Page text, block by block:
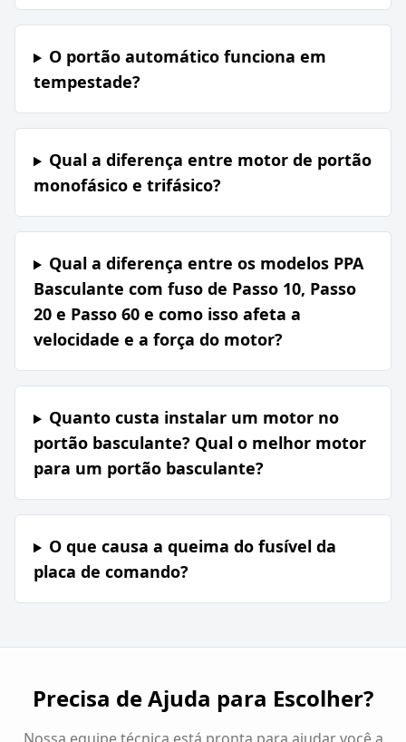
O portão automático funciona em
tempestade?
Qual a diferença entre motor de portão
monofásico e trifásico?
Qual a diferença entre os modelos PPA
Basculante com fuso de Passo 10, Passo
20 e Passo 60 e como isso afeta a
velocidade e a força do motor?
Quanto custa instalar um motor no
portão basculante? Qual o melhor motor
para um portão basculante?
O que causa a queima do fusível da
placa de comando?
Precisa de Ajuda para Escolher?